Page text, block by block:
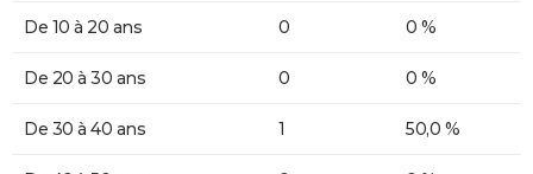
De 10 à 20 ans 0 0 %
De 20 à 30 ans 0 0 %
De 30 à 40 ans 1 50,0 %